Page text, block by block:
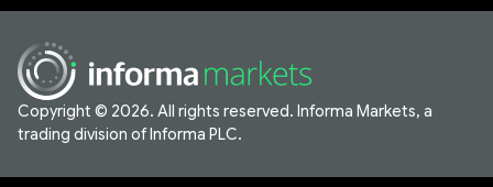
Copyright © 2026. All rights reserved. Informa Markets, a
trading division of Informa PLC.